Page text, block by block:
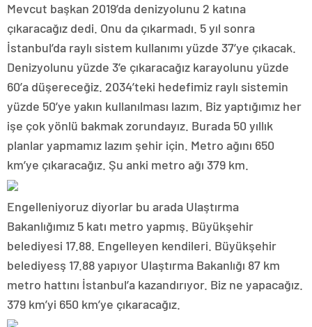
Mevcut başkan 2019’da denizyolunu 2 katına
çıkaracağız dedi. Onu da çıkarmadı. 5 yıl sonra
İstanbul’da raylı sistem kullanımı yüzde 37’ye çıkacak.
Denizyolunu yüzde 3’e çıkaracağız karayolunu yüzde
60’a düşereceğiz. 2034’teki hedefimiz raylı sistemin
yüzde 50’ye yakın kullanılması lazım. Biz yaptığımız her
işe çok yönlü bakmak zorundayız. Burada 50 yıllık
planlar yapmamız lazım şehir için. Metro ağını 650
km’ye çıkaracağız. Şu anki metro ağı 379 km.
Engelleniyoruz diyorlar bu arada Ulaştırma
Bakanlığımız 5 katı metro yapmış. Büyükşehir
belediyesi 17.88. Engelleyen kendileri. Büyükşehir
belediyesş 17.88 yapıyor Ulaştırma Bakanlığı 87 km
metro hattını İstanbul’a kazandırıyor. Biz ne yapacağız.
379 km’yi 650 km’ye çıkaracağız.